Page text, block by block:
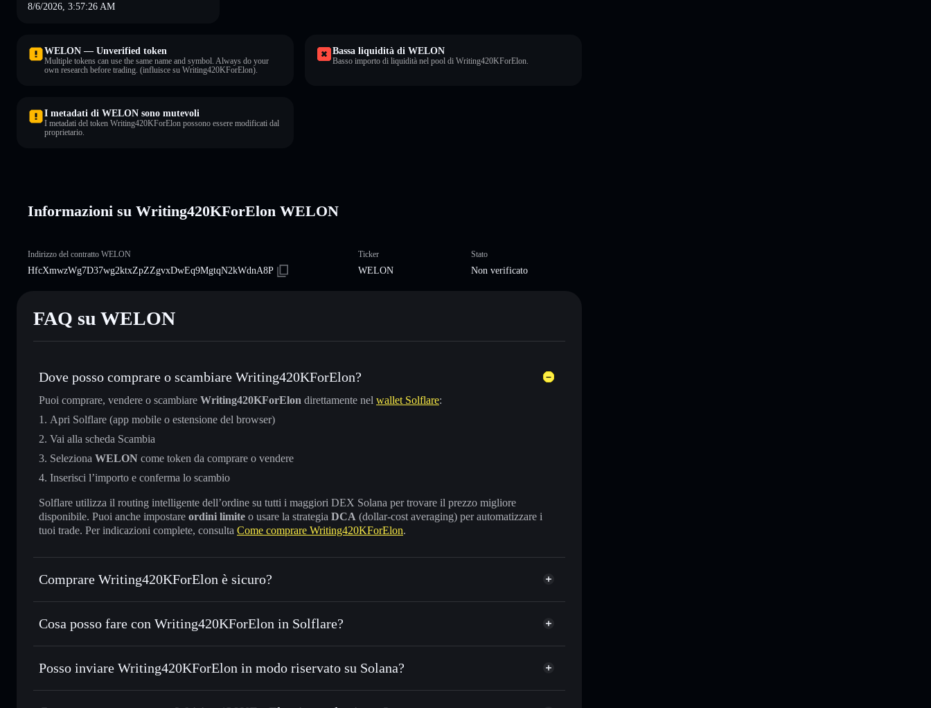
8/6/2026, 3:57:26 AM
WELON — Unverified token
Multiple tokens can use the same name and symbol. Always do your
own research before trading. (influisce su Writing420KForElon).
Bassa liquidità di WELON
Basso importo di liquidità nel pool di Writing420KForElon.
I metadati di WELON sono mutevoli
I metadati del token Writing420KForElon possono essere modificati dal
proprietario.
Informazioni su Writing420KForElon WELON
Indirizzo del contratto WELON
HfcXmwzWg7D37wg2ktxZpZZgvxDwEq9MgtqN2kWdnA8P
Ticker
WELON
Stato
Non verificato
FAQ su WELON
Dove posso comprare o scambiare Writing420KForElon?
Puoi comprare, vendere o scambiare Writing420KForElon direttamente nel wallet Solflare:
Apri Solflare (app mobile o estensione del browser)
Vai alla scheda Scambia
Seleziona WELON come token da comprare o vendere
Inserisci l’importo e conferma lo scambio
Solflare utilizza il routing intelligente dell’ordine su tutti i maggiori DEX Solana per trovare il prezzo migliore
disponibile. Puoi anche impostare ordini limite o usare la strategia DCA (dollar-cost averaging) per automatizzare i
tuoi trade. Per indicazioni complete, consulta Come comprare Writing420KForElon.
Comprare Writing420KForElon è sicuro?
Writing420KForElon non è verificato
Cosa posso fare con Writing420KForElon in Solflare?
Writing420KForElon
wallet Solflare
Scambiare istantaneamente— scambia WELON in SOL, USDC o in migliaia di altri token Solana al prezzo
Posso inviare Writing420KForElon in modo riservato su Solana?
Aggregatore di privacy